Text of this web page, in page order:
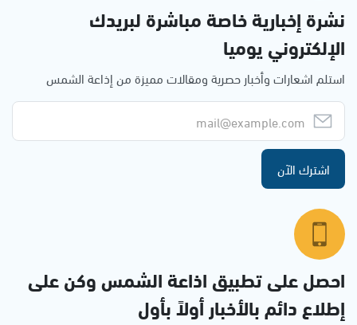
نشرة إخبارية خاصة مباشرة لبريدك
الإلكتروني يوميا
استلم اشعارات وأخبار حصرية ومقالات مميزة من إذاعة الشمس
اشترك الآن
احصل على تطبيق اذاعة الشمس وكن على
إطلاع دائم بالأخبار أولاً بأول